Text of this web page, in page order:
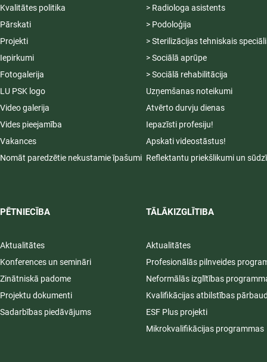
Kvalitātes politika
Pārskati
Projekti
Iepirkumi
Fotogalerija
LU PSK logo
Video galerija
Vides pieejamība
Vakances
Nomāt paredzētie nekustamie īpašumi
PĒTNIECĪBA
Aktualitātes
Konferences un semināri
Zinātniskā padome
Projektu dokumenti
Sadarbības piedāvājums
> Radiologa asistents
> Podoloģija
> Sterilizācijas tehniskais
> Sociālā aprūpe
> Sociālā rehabilitācija
Uzņemšanas noteikumi
Atvērto durvju dienas
Iepazīsti profesiju!
Apskati videostāstus!
Reflektantu priekšlikumi un
TĀLĀKIZGLĪTIBA
Aktualitātes
Profesionālās pilnveides
Neformālās izglītības
Kvalifikācijas atbilstības
ESF Plus projekti
Mikrokvalifikācijas programmas